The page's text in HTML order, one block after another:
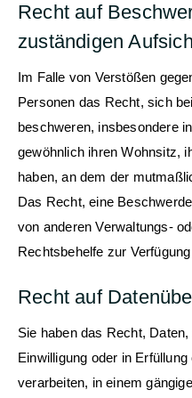
Recht auf
zuständigen
Im Falle von Verstößen
Personen das Recht, sich
beschweren, insbesondere
gewöhnlich ihren Wohnsitz,
haben, an dem der
Das Recht, eine
von anderen Verwaltungs-
Rechtsbehelfe zur
Recht auf
Sie haben das Recht,
Einwilligung oder in
verarbeiten, in einem